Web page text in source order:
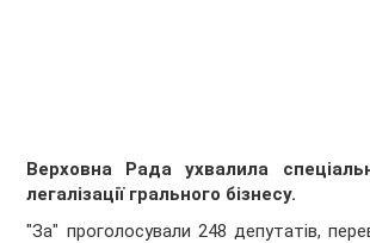
Верховна Рада ухвалила
легалізації грального бізнесу.
"За" проголосували 248 депутатів,